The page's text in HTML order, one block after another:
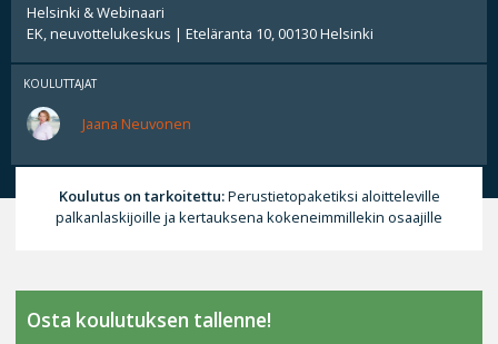
Helsinki & Webinaari
EK, neuvottelukeskus | Eteläranta 10, 00130 Helsinki
KOULUTTAJAT
Jaana Neuvonen
Koulutus on tarkoitettu:Perustietopaketiksi aloitteleville
palkanlaskijoille ja kertauksena kokeneimmillekin osaajille
Osta koulutuksen tallenne!